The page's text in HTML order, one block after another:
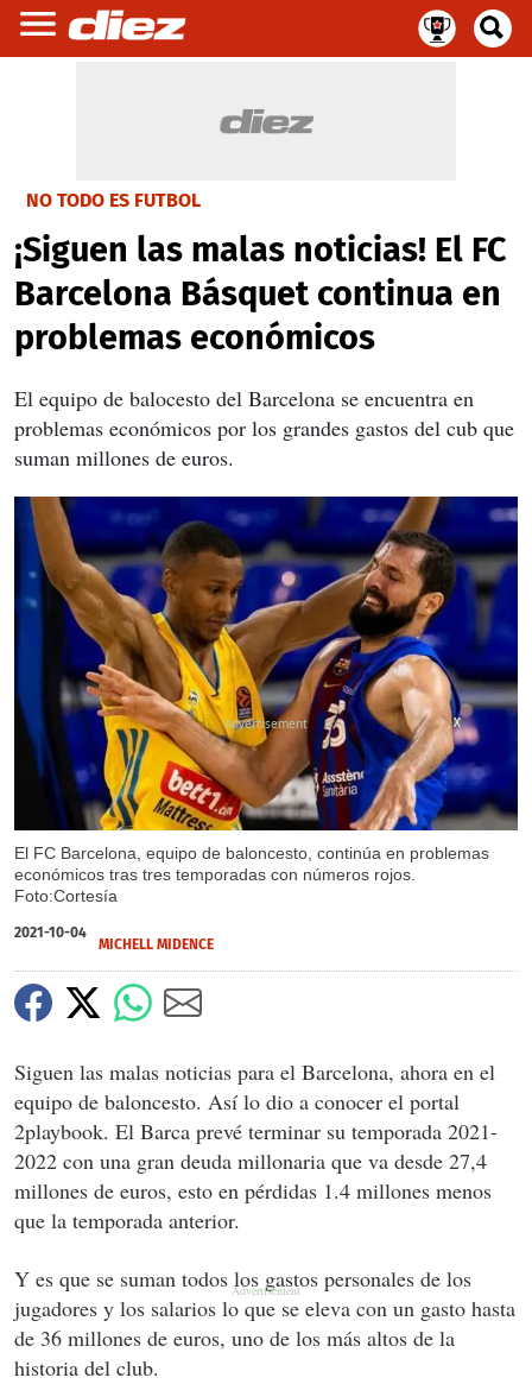
NO TODO ES FUTBOL
¡Siguen las malas noticias! El FC
Barcelona Básquet continua en
problemas económicos
El equipo de balocesto del Barcelona se encuentra en
problemas económicos por los grandes gastos del cub que
suman millones de euros.
El FC Barcelona, equipo de baloncesto, continúa en problemas
económicos tras tres temporadas con números rojos.
Foto:Cortesía
X
X
2021-10-04
MICHELL MIDENCE
Siguen las malas noticias para el Barcelona, ahora en el
equipo de baloncesto. Así lo dio a conocer el portal
2playbook. El Barca prevé terminar su temporada 2021-
2022 con una gran deuda millonaria que va desde 27,4
millones de euros, esto en pérdidas 1.4 millones menos
que la temporada anterior.
Y es que se suman todos los gastos personales de los
jugadores y los salarios lo que se eleva con un gasto hasta
de 36 millones de euros, uno de los más altos de la
historia del club.